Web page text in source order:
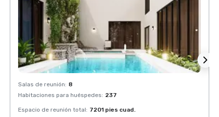
Salas de reunión: 8
Habitaciones para huéspedes: 237
Espacio de reunión total: 7201 pies cuad.